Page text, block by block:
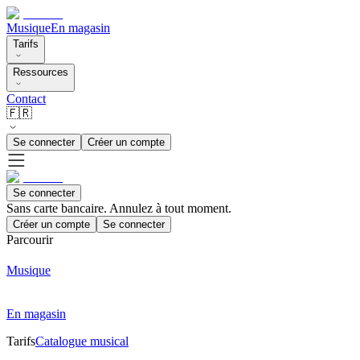
MusiqueEn magasin
Tarifs
Ressources
Contact
🇫🇷
Se connecter Créer un compte
Se connecter
Sans carte bancaire. Annulez à tout moment.
Créer un compte Se connecter
Parcourir
Musique
En magasin
TarifsCatalogue musical